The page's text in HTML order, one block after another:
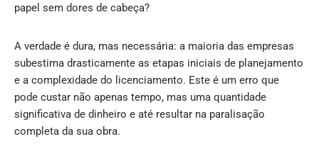
papel sem dores de cabeça?
A verdade é dura, mas necessária: a maioria das empresas
subestima drasticamente as etapas iniciais de planejamento
e a complexidade do licenciamento. Este é um erro que
pode custar não apenas tempo, mas uma quantidade
significativa de dinheiro e até resultar na paralisação
completa da sua obra.